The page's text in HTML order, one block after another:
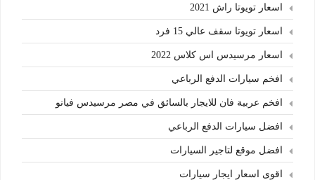
اسعار تويوتا راش 2021
اسعار تويوتا سقف عالي 15 فرد
اسعار مرسيدس اس كلاس 2022
افخم سيارات الدفع الرباعي
افخم عربية فان للايجار بالسائق في مصر مرسيدس فيانو
افضل سيارات الدفع الرباعي
افضل موقع لتاجير السيارات
اقوى اسعار ايجار سيارات